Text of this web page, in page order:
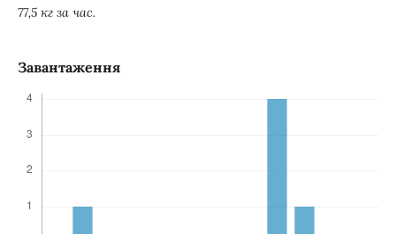
77,5 кг за час.
Завантаження